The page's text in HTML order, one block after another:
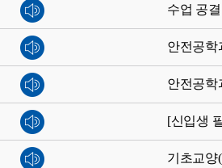
수업 공
안전공학
안전공학
[신입생
기초교양